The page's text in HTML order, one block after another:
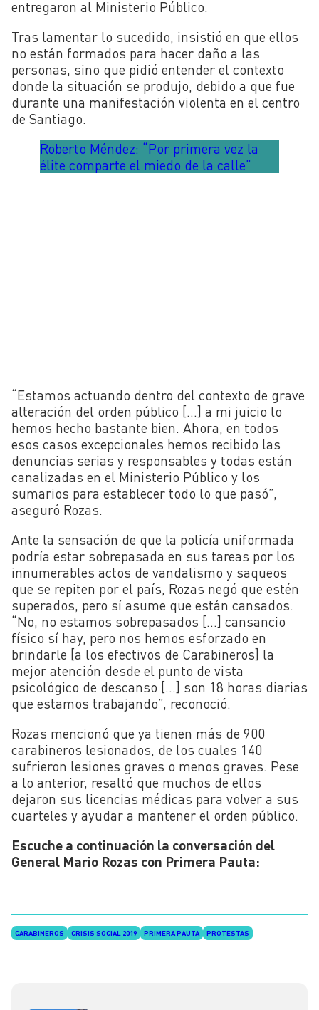
entregaron al Ministerio Público.
Tras lamentar lo sucedido, insistió en que ellos
no están formados para hacer daño a las
personas, sino que pidió entender el contexto
donde la situación se produjo, debido a que fue
durante una manifestación violenta en el centro
de Santiago.
Roberto Méndez: “Por primera vez la
élite comparte el miedo de la calle”
“Estamos actuando dentro del contexto de grave
alteración del orden público […] a mi juicio lo
hemos hecho bastante bien. Ahora, en todos
esos casos excepcionales hemos recibido las
denuncias serias y responsables y todas están
canalizadas en el Ministerio Público y los
sumarios para establecer todo lo que pasó”,
aseguró Rozas.
Ante la sensación de que la policía uniformada
podría estar sobrepasada en sus tareas por los
innumerables actos de vandalismo y saqueos
que se repiten por el país, Rozas negó que estén
superados, pero sí asume que están cansados.
“No, no estamos sobrepasados […] cansancio
físico sí hay, pero nos hemos esforzado en
brindarle [a los efectivos de Carabineros] la
mejor atención desde el punto de vista
psicológico de descanso […] son 18 horas diarias
que estamos trabajando”, reconoció.
Rozas mencionó que ya tienen más de 900
carabineros lesionados, de los cuales 140
sufrieron lesiones graves o menos graves. Pese
a lo anterior, resaltó que muchos de ellos
dejaron sus licencias médicas para volver a sus
cuarteles y ayudar a mantener el orden público.
Escuche a continuación la conversación del
General Mario Rozas con Primera Pauta:
CARABINEROS CRISIS SOCIAL 2019 PRIMERA PAUTA PROTESTAS